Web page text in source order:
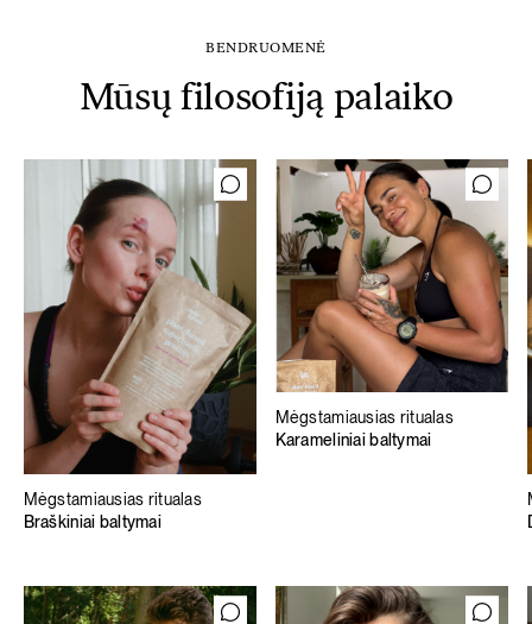
BENDRUOMENĖ
Mūsų filosofiją palaiko
Mėgstamiausias ritualas
Braškiniai baltymai
Mėgstamiausias ritualas
Karameliniai baltymai